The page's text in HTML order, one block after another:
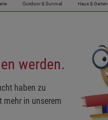
Outdoor & Survival Haus & Garten
werden.
haben zu
in unserem